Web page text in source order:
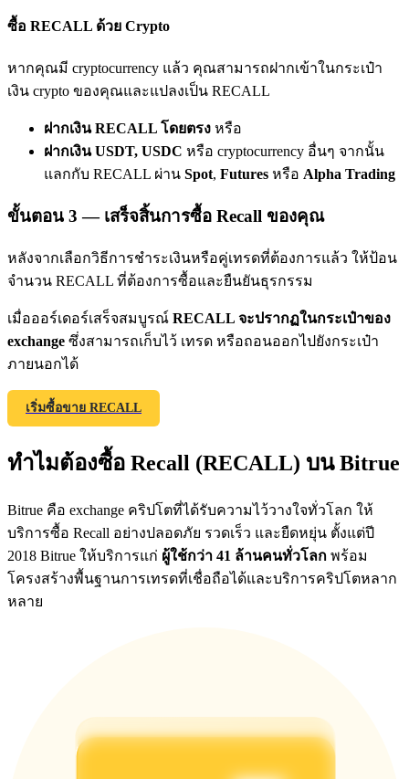
BTC Welcome Rewards
Deposit & Trade BTC to Share 25000 USDT prize pool!
Deposit CASHCAT & Win
Share 500000 CASHCAT prize pool
Exclusive for BitMart Users
Register & Trade to Win 500,000 USDT
Precious Metals Trading Carnival
Trade Gold & Silver · 33,333 USDT Bonus
BTC New User Exclusive: 6.5% APR
BTC Flexible Staking | Daily Rewards
ซื้อ RECALL ด้วย Crypto
หากคุณมี cryptocurrency แล้ว คุณสามารถฝากเข้าในกระเป๋า
เงิน crypto ของคุณและแปลงเป็น RECALL
ฝากเงิน RECALL โดยตรง หรือ
ฝากเงิน USDT, USDC หรือ cryptocurrency อื่นๆ จากนั้น
แลกกับ RECALL ผ่าน Spot, Futures หรือ Alpha Trading
ขั้นตอน 3 — เสร็จสิ้นการซื้อ Recall ของคุณ
หลังจากเลือกวิธีการชำระเงินหรือคู่เทรดที่ต้องการแล้ว ให้ป้อน
จำนวน RECALL ที่ต้องการซื้อและยืนยันธุรกรรม
เมื่อออร์เดอร์เสร็จสมบูรณ์ RECALL จะปรากฏในกระเป๋าของ
exchange ซึ่งสามารถเก็บไว้ เทรด หรือถอนออกไปยังกระเป๋า
ภายนอกได้
เริ่มซื้อขาย RECALL
ทำไมต้องซื้อ Recall (RECALL) บน Bitrue
Bitrue คือ exchange คริปโตที่ได้รับความไว้วางใจทั่วโลก ให้
บริการซื้อ Recall อย่างปลอดภัย รวดเร็ว และยืดหยุ่น ตั้งแต่ปี
2018 Bitrue ให้บริการแก่ ผู้ใช้กว่า 41 ล้านคนทั่วโลก พร้อม
โครงสร้างพื้นฐานการเทรดที่เชื่อถือได้และบริการคริปโตหลาก
หลาย